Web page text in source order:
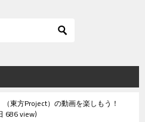
（東方Project）の動画を楽しもう！
686 view